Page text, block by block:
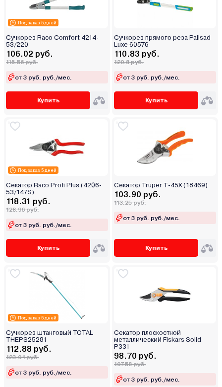
Под заказ 5 дней
Сучкорез Raco Comfort 4214-
53/220
106.02 руб.
115.56 руб.
от 3 руб. руб./мес.
Купить
Сучкорез прямого реза Palisad
Luxe 60576
110.83 руб.
120.8 руб.
от 3 руб. руб./мес.
Купить
Под заказ 5 дней
Секатор Raco Profi Plus (4206-
53/147S)
118.31 руб.
128.96 руб.
от 3 руб. руб./мес.
Купить
Секатор Truper T-45X (18469)
103.90 руб.
113.25 руб.
от 3 руб. руб./мес.
Купить
Под заказ 5 дней
Сучкорез штанговый TOTAL
THEPS25281
112.88 руб.
123.04 руб.
от 3 руб. руб./мес.
Секатор плоскостной
металлический Fiskars Solid
P331
98.70 руб.
107.58 руб.
от 3 руб. руб./мес.